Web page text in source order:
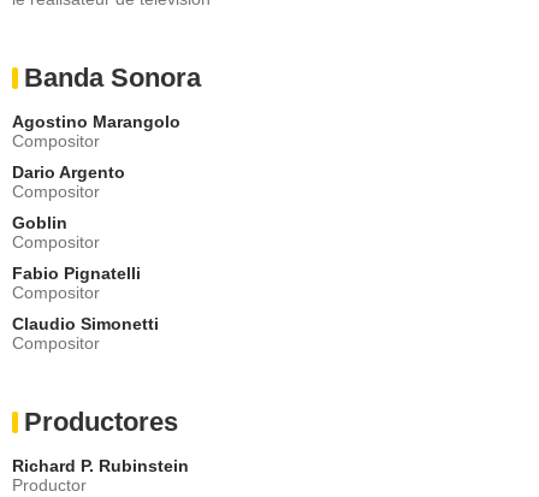
Banda Sonora
Agostino Marangolo
Compositor
Dario Argento
Compositor
Goblin
Compositor
Fabio Pignatelli
Compositor
Claudio Simonetti
Compositor
Productores
Richard P. Rubinstein
Productor